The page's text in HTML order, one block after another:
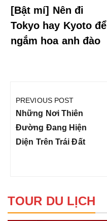
[Bật mí] Nên đi
Tokyo hay Kyoto để
ngắm hoa anh đào
hướng
bài
viết
PREVIOUS POST
Previous
Post:
Những Nơi Thiên
Đường Đang Hiện
Diện Trên Trái Đất
TOUR DU LỊCH